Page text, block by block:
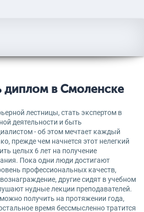
диплом в Смоленске
лестницы, стать экспертом в
деятельности и быть
- об этом мечтает каждый
прежде чем начнется этот нелегкий
целых 6 лет на получение
Пока одни люди достигают
профессиональных качеств,
другие сидят в учебном
нудные лекции преподавателей.
получить на протяжении года,
время бессмысленно тратится